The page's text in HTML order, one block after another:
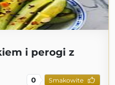
i perogi z
0 Smakowite